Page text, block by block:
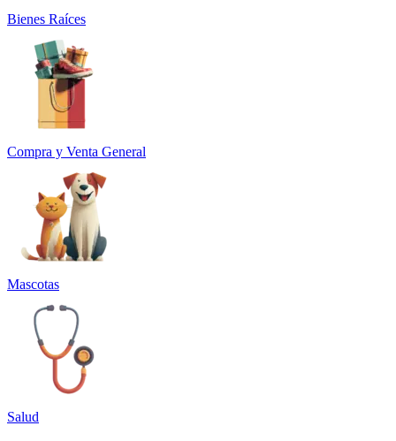
Bienes Raíces
Compra y Venta General
Mascotas
Salud